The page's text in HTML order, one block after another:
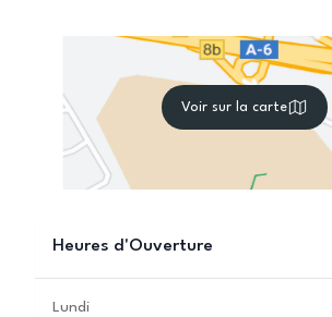
Voir sur la carte
Heures d'Ouverture
Lundi